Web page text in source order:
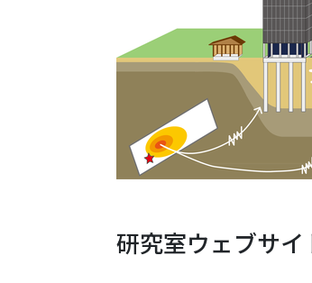
研究室ウェブサイ